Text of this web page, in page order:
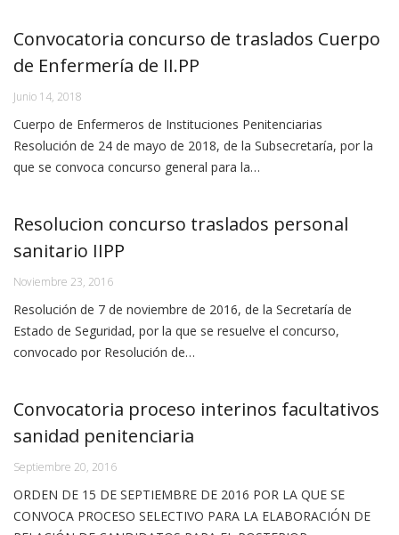
Convocatoria concurso de traslados Cuerpo
de Enfermería de II.PP
Junio 14, 2018
Cuerpo de Enfermeros de Instituciones Penitenciarias
Resolución de 24 de mayo de 2018, de la Subsecretaría, por la
que se convoca concurso general para la…
Resolucion concurso traslados personal
sanitario IIPP
Noviembre 23, 2016
Resolución de 7 de noviembre de 2016, de la Secretaría de
Estado de Seguridad, por la que se resuelve el concurso,
convocado por Resolución de…
Convocatoria proceso interinos facultativos
sanidad penitenciaria
Septiembre 20, 2016
ORDEN DE 15 DE SEPTIEMBRE DE 2016 POR LA QUE SE
CONVOCA PROCESO SELECTIVO PARA LA ELABORACIÓN DE